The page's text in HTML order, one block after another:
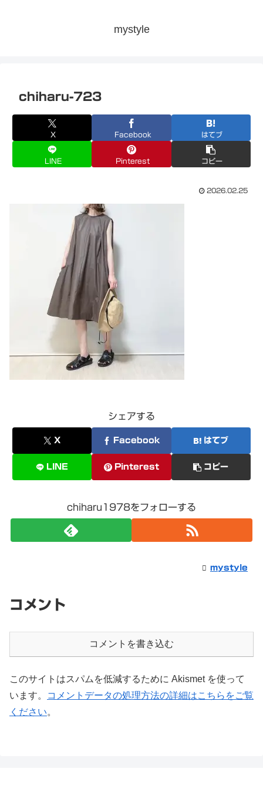
mystyle
chiharu-723
X Facebook はてブ
LINE Pinterest コピー
2026.02.25
シェアする
X Facebook はてブ
LINE Pinterest コピー
chiharu1978をフォローする
mystyle
コメント
コメントを書き込む
このサイトはスパムを低減するために Akismet を使って
います。
コメントデータの処理方法の詳細はこちらをご覧
ください。